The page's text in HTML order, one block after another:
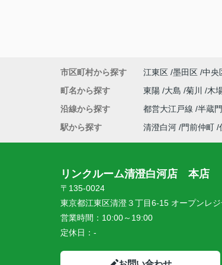
市区町村から探す 江東区 墨田区 中央
町名から探す
東陽 大島 菊川 木
沿線から探す
都営大江戸線 半蔵
駅から探す
清澄白河 門前仲町
リンクルーム清澄白河店 本店
〒135-0024
東京都江東区清澄３丁目6-15 オープンレ
営業時間： 10:00～19:00
定休日： -